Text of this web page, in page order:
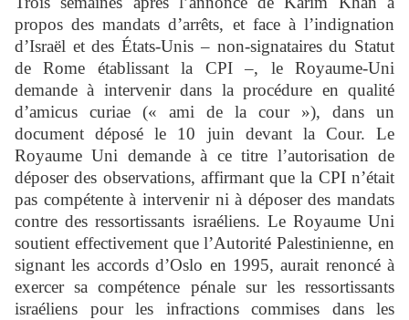
propos des mandats d’arrêts, et face à l’indignation
d’Israël et des États-Unis – non-signataires du Statut
de Rome établissant la CPI –, le Royaume-Uni
demande à intervenir dans la procédure en qualité
d’amicus curiae (« ami de la cour »), dans un
document déposé le 10 juin devant la Cour. Le
Royaume Uni demande à ce titre l’autorisation de
déposer des observations, affirmant que la CPI n’était
pas compétente à intervenir ni à déposer des mandats
contre des ressortissants israéliens. Le Royaume Uni
soutient effectivement que l’Autorité Palestinienne, en
signant les accords d’Oslo en 1995, aurait renoncé à
exercer sa compétence pénale sur les ressortissants
israéliens pour les infractions commises dans les